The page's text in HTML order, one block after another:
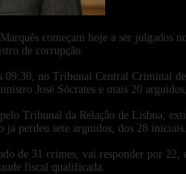
começam hoje a ser julgados
de corrupção.
09:30, no Tribunal Central Criminal
José Sócrates e mais 20
Tribunal da Relação de Lisboa,
perdeu sete arguidos, dos 28 iniciais.
de 31 crimes, vai responder por
fiscal qualificada.